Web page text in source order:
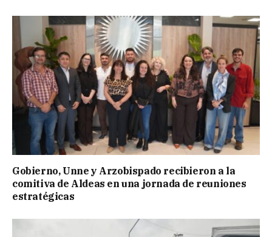
Gobierno, Unne y Arzobispado recibieron a la
comitiva de Aldeas en una jornada de reuniones
estratégicas